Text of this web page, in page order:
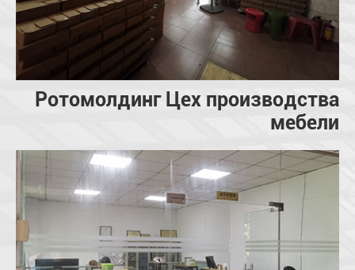
Ротомолдинг Цех производства
мебели